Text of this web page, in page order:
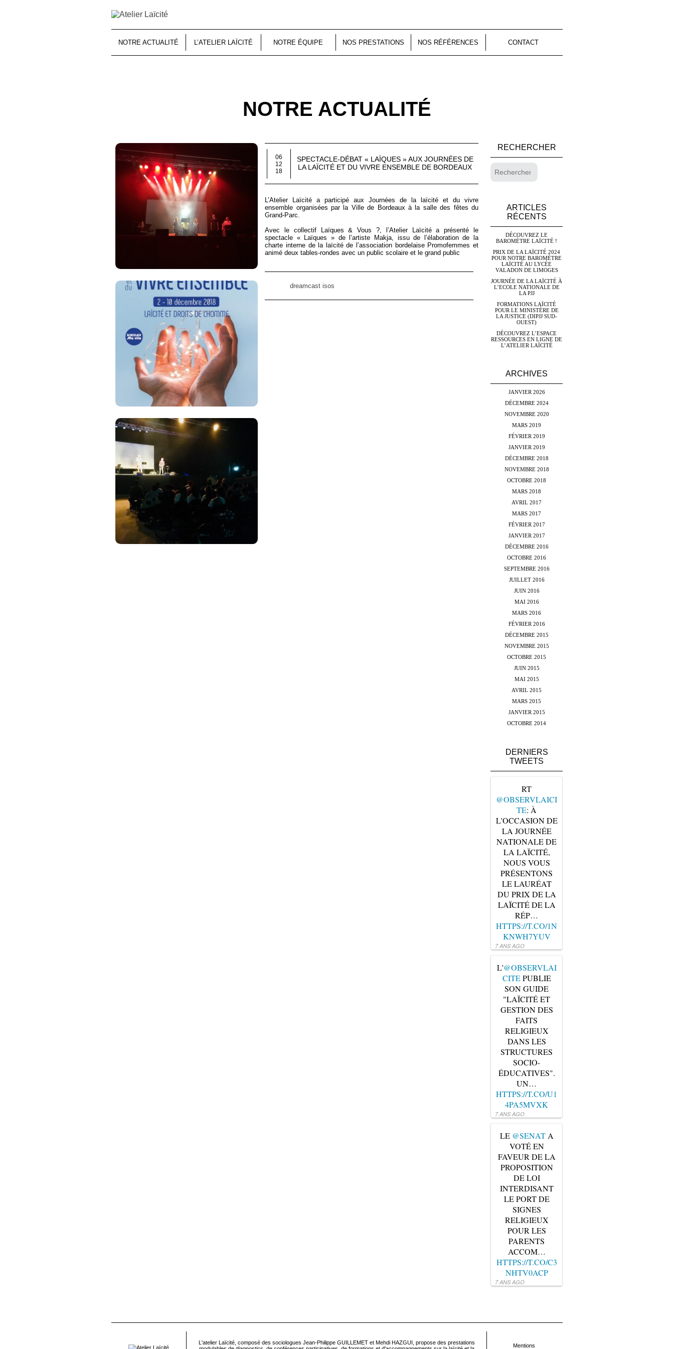
NOTRE ACTUALITÉ L’ATELIER LAÏCITÉ NOTRE ÉQUIPE NOS PRESTATIONS NOS RÉFÉRENCES CONTACT
NOTRE ACTUALITÉ
06
12
18
SPECTACLE-DÉBAT « LAÏQUES » AUX JOURNÉES DE
LA LAÏCITÉ ET DU VIVRE ENSEMBLE DE BORDEAUX
L’Atelier Laïcité a participé aux Journées de la laïcité et du vivre
ensemble organisées par la Ville de Bordeaux à la salle des fêtes du
Grand-Parc.
Avec le collectif Laïques & Vous ?, l’Atelier Laïcité a présenté le
spectacle « Laïques » de l’artiste Makja, issu de l’élaboration de la
charte interne de la laïcité de l’association bordelaise Promofemmes et
animé deux tables-rondes avec un public scolaire et le grand public
dreamcast isos
RECHERCHER
ARTICLES
RÉCENTS
DÉCOUVREZ LE
BAROMÈTRE LAÏCITÉ !
PRIX DE LA LAÏCITÉ 2024
POUR NOTRE BAROMÈTRE
LAÏCITÉ AU LYCÉE
VALADON DE LIMOGES
JOURNÉE DE LA LAÏCITÉ À
L’ECOLE NATIONALE DE
LA PJJ
FORMATIONS LAÏCITÉ
POUR LE MINISTÈRE DE
LA JUSTICE (DIPJJ SUD-
OUEST)
DÉCOUVREZ L’ESPACE
RESSOURCES EN LIGNE DE
L’ATELIER LAÏCITÉ
ARCHIVES
JANVIER 2026
DÉCEMBRE 2024
NOVEMBRE 2020
MARS 2019
FÉVRIER 2019
JANVIER 2019
DÉCEMBRE 2018
NOVEMBRE 2018
OCTOBRE 2018
MARS 2018
AVRIL 2017
MARS 2017
FÉVRIER 2017
JANVIER 2017
DÉCEMBRE 2016
OCTOBRE 2016
SEPTEMBRE 2016
JUILLET 2016
JUIN 2016
MAI 2016
MARS 2016
FÉVRIER 2016
DÉCEMBRE 2015
NOVEMBRE 2015
OCTOBRE 2015
JUIN 2015
MAI 2015
AVRIL 2015
MARS 2015
JANVIER 2015
OCTOBRE 2014
DERNIERS
TWEETS
RT
@OBSERVLAICI
TE: À
L'OCCASION DE
LA JOURNÉE
NATIONALE DE
LA LAÏCITÉ,
NOUS VOUS
PRÉSENTONS
LE LAURÉAT
DU PRIX DE LA
LAÏCITÉ DE LA
RÉP…
HTTPS://T.CO/1N
KNWH7YUV
7 ANS AGO
L'@OBSERVLAI
CITEPUBLIE
SON GUIDE
"LAÏCITÉ ET
GESTION DES
FAITS
RELIGIEUX
DANS LES
STRUCTURES
SOCIO-
ÉDUCATIVES".
UN…
HTTPS://T.CO/U1
4PA5MVXK
7 ANS AGO
LE @SENATA
VOTÉ EN
FAVEUR DE LA
PROPOSITION
DE LOI
INTERDISANT
LE PORT DE
SIGNES
RELIGIEUX
POUR LES
PARENTS
ACCOM…
HTTPS://T.CO/C3
NHTV0ACP
7 ANS AGO
L'atelier Laïcité, composé des sociologues Jean-Philippe GUILLEMET et Mehdi HAZGUI, propose des prestations
Mentions